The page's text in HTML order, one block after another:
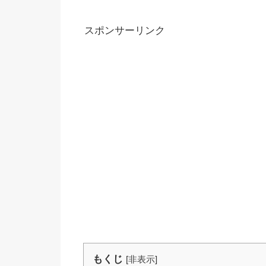
スポンサーリンク
もくじ [非表示]